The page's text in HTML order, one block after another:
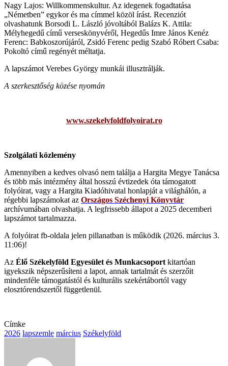
Nagy Lajos: Willkommenskultur. Az idegenek fogadtatása
„Németben” egykor és ma címmel közöl írást. Recenziót
olvashatunk Borsodi L. László jóvoltából Balázs K. Attila:
Mélyhegedű című verseskönyvéről, Hegedűs Imre János Kenéz
Ferenc: Babkoszorújáról, Zsidó Ferenc pedig Szabó Róbert Csaba:
Pokoltó című regényét méltatja.
A lapszámot Verebes György munkái illusztrálják.
A szerkesztőség közése nyomán
www.szekelyfoldfolyoirat.ro
Szolgálati közlemény
Amennyiben a kedves olvasó nem találja a Hargita Megye Tanácsa
és több más intézmény által hosszú évtizedek óta támogatott
folyóirat, vagy a Hargita Kiadóhivatal honlapját a világhálón, a
régebbi lapszámokat az Országos Széchenyi Könyvtár
archívumában olvashatja. A legfrissebb állapot a 2025 decemberi
lapszámot tartalmazza.
A folyóirat fb-oldala jelen pillanatban is működik (2026. március 3.
11:06)!
Az Élő Székelyföld Egyesület és Munkacsoport kitartóan
igyekszik népszerűsíteni a lapot, annak tartalmát és szerzőit
mindenféle támogatástól és kulturális szekértábortól vagy
elosztórendszertől függetlenül.
Címke
2026 lapszemle március Székelyföld